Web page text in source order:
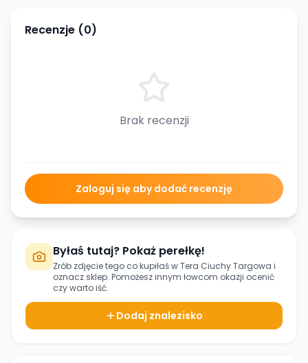
Recenzje (0)
Brak recenzji
Zaloguj się aby dodać recenzję
Byłaś tutaj? Pokaż perełkę!
Zrób zdjęcie tego co kupiłaś wTera Ciuchy Targowa i
oznacz sklep. Pomożesz innym łowcom okazji ocenić
czy warto iść.
Dodaj znalezisko